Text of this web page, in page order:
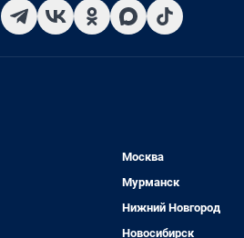
Москва
Мурманск
Нижний Новгород
Новосибирск